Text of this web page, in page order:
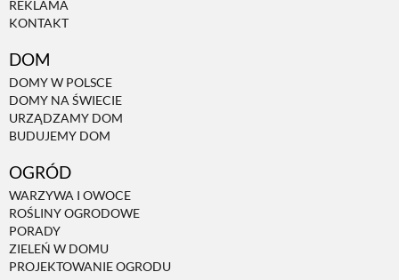
REKLAMA
KONTAKT
DOM
DOMY W POLSCE
DOMY NA ŚWIECIE
URZĄDZAMY DOM
BUDUJEMY DOM
OGRÓD
WARZYWA I OWOCE
ROŚLINY OGRODOWE
PORADY
ZIELEŃ W DOMU
PROJEKTOWANIE OGRODU